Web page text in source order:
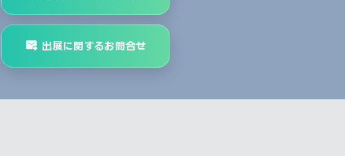
出展に関するお問合せ